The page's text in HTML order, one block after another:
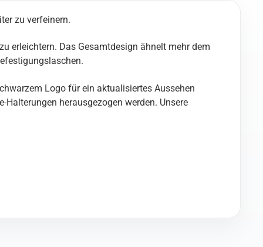
zu verfeinern.
erleichtern. Das Gesamtdesign ähnelt mehr dem
Logo für ein aktualisiertes Aussehen
herausgezogen werden. Unsere